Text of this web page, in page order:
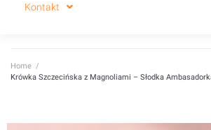
Kontakt
Home /
Krówka Szczecińska z Magnoliami – Słodka